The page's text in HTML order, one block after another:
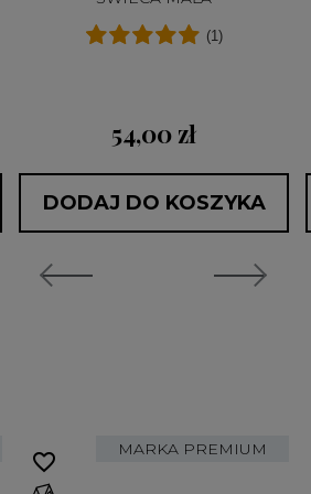
(1)
54,00 zł
DODAJ DO KOSZYKA
MARKA PREMIUM
favorite_border